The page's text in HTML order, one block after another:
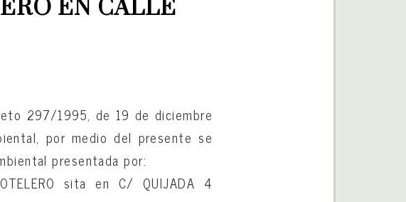
EN CALLE
297/1995, de 19 de diciembre
por medio del presente se
presentada por:
sita en C/ QUIJADA 4